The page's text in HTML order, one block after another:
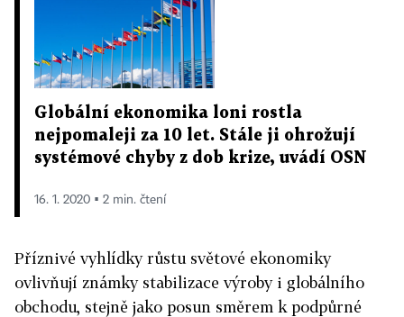
Globální ekonomika loni rostla
nejpomaleji za 10 let. Stále ji ohrožují
systémové chyby z dob krize, uvádí OSN
16. 1. 2020 ▪ 2 min. čtení
Příznivé vyhlídky růstu světové ekonomiky
ovlivňují známky stabilizace výroby i globálního
obchodu, stejně jako posun směrem k podpůrné